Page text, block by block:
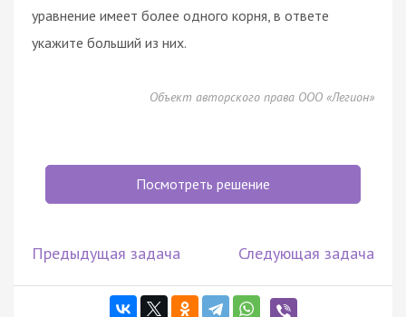
уравнение имеет более одного корня, в ответе
укажите больший из ниx.
Объект авторского права ООО «Легион»
Посмотреть решение
Предыдущая задача Следующая задача